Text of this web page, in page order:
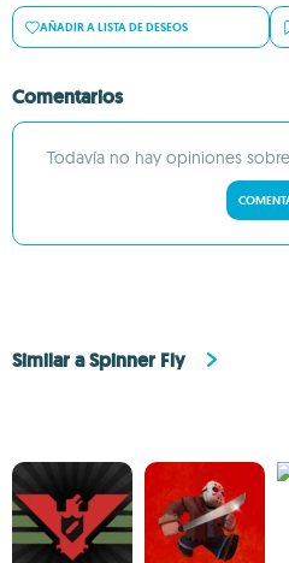
AÑADIR A LISTA DE DESEOS
Comentarios
Todavía no hay opiniones
Similar a Spinner Fly